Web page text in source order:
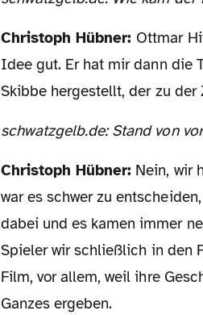
Christoph Hübner: Ottmar
Idee gut. Er hat mir dann die
Skibbe hergestellt, der zu
schwatzgelb.de: Stand von
Christoph Hübner: Nein, wir
war es schwer zu
dabei und es kamen immer
Spieler wir schließlich in den
Film, vor allem, weil ihre
Ganzes ergeben.